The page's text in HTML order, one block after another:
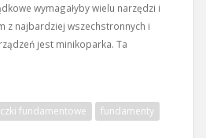
wymagałyby wielu narzędzi i
z najbardziej wszechstronnych i
jest minikoparka. Ta
fundamentowe fundamenty